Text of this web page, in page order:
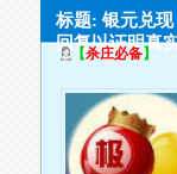
标题: 银元兑
回复以证明真
【杀庄必备】